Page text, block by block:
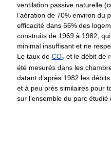
ventilation passive naturelle
l’aération de 70% environ du
efficacité dans 56% des
construits de 1969 à 1982,
minimal insuffisant et ne
Le taux de CO2 et le débit de
été mesurés dans les
datant d’après 1982 les
et à peu près similaires pour
sur l’ensemble du parc